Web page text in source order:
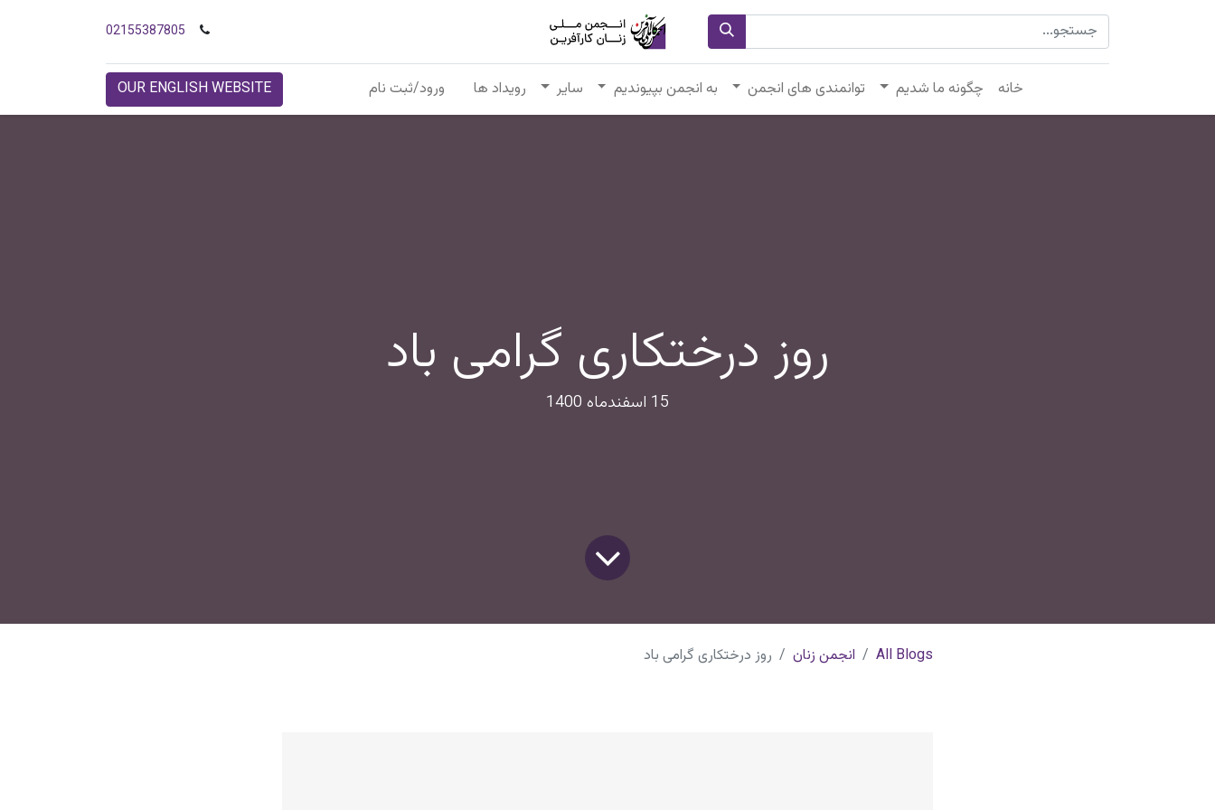
02155387805
خانه چگونه ما شدیم توانمندی های انجمن به انجمن بپیوندیم سایر رویداد ها ورود/ثبت نام OUR ENGLISH WEBSITE
روز درختکاری گرامی باد
15 اسفندماه 1400
All Blogs انجمن زنان روز درختکاری گرامی باد